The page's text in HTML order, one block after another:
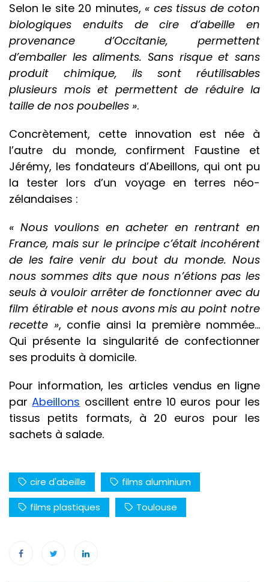
Selon le site 20 minutes, « ces tissus de coton
biologiques enduits de cire d’abeille en
provenance d’Occitanie, permettent
d’emballer les aliments. Sans risque et sans
produit chimique, ils sont réutilisables
plusieurs mois et permettent de réduire la
taille de nos poubelles ».
Concrètement, cette innovation est née à
l’autre du monde, confirment Faustine et
Jérémy, les fondateurs d’Abeillons, qui ont pu
la tester lors d’un voyage en terres néo-
zélandaises :
« Nous voulions en acheter en rentrant en
France, mais sur le principe c’était incohérent
de les faire venir du bout du monde. Nous
nous sommes dits que nous n’étions pas les
seuls à vouloir arrêter de fonctionner avec du
film étirable et nous avons mis au point notre
recette », confie ainsi la première nommée…
Qui présente la singularité de confectionner
ses produits à domicile.
Pour information, les articles vendus en ligne
parAbeillons oscillent entre 10 euros pour les
tissus petits formats, à 20 euros pour les
sachets à salade.
cire d'abeille
films aluminium
films plastiques
Toulouse